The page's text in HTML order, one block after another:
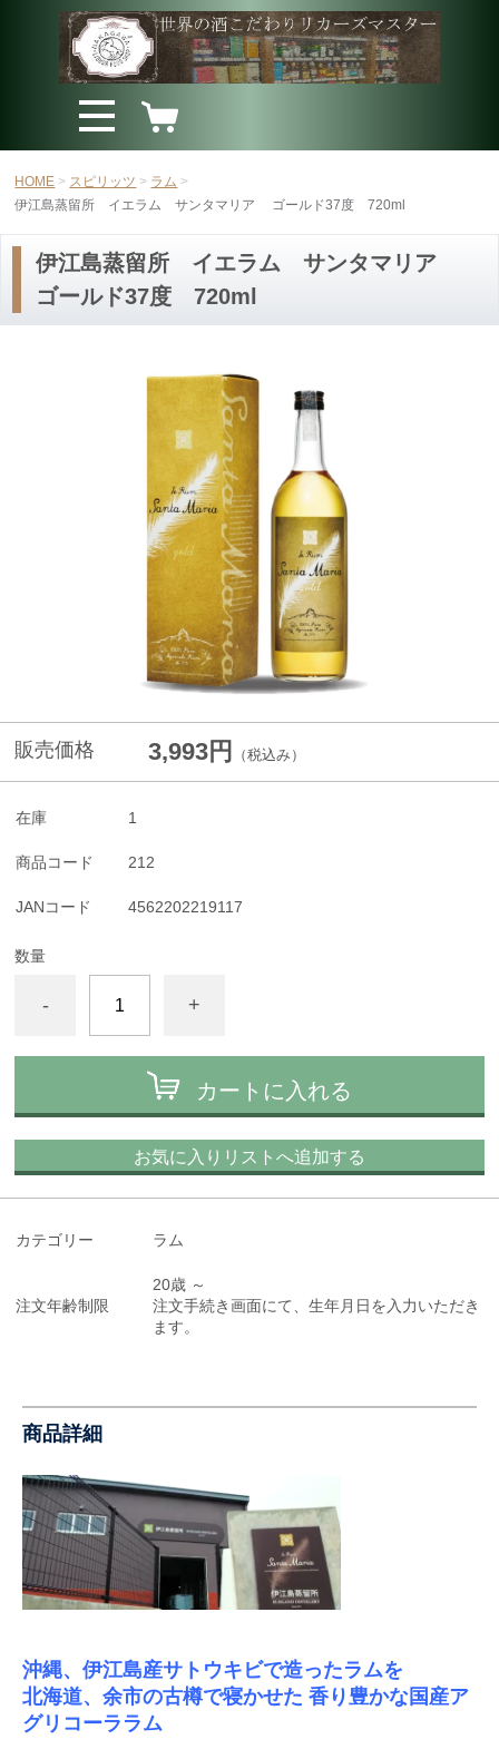
HOME スピリッツ
ラム
伊江島蒸留所 イエラム サンタマリア ゴールド37度 720ml
伊江島蒸留所 イエラム サンタマリア
ゴールド37度 720ml
販売価格 3,993円 （税込み）
在庫 1
商品コード 212
JANコード 4562202219117
数量
- +
カートに入れる
お気に入りリストへ追加する
カテゴリー ラム
注文年齢制限
20歳 ～
注文手続き画面にて、生年月日を入力いただき
ます。
商品詳細
沖縄、伊江島産サトウキビで造ったラムを
北海道、余市の古樽で寝かせた 香り豊かな国産ア
グリコーララム